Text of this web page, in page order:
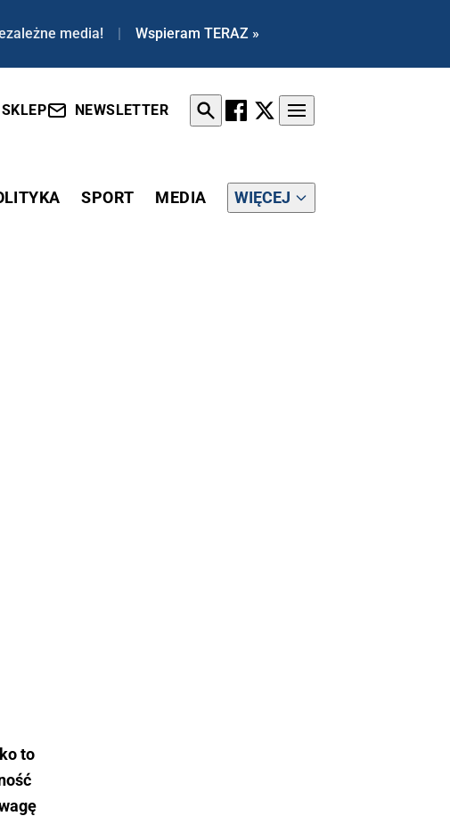
media! | Wspieram TERAZ »
SKLEP NEWSLETTER
SPORT MEDIA WIĘCEJ
to